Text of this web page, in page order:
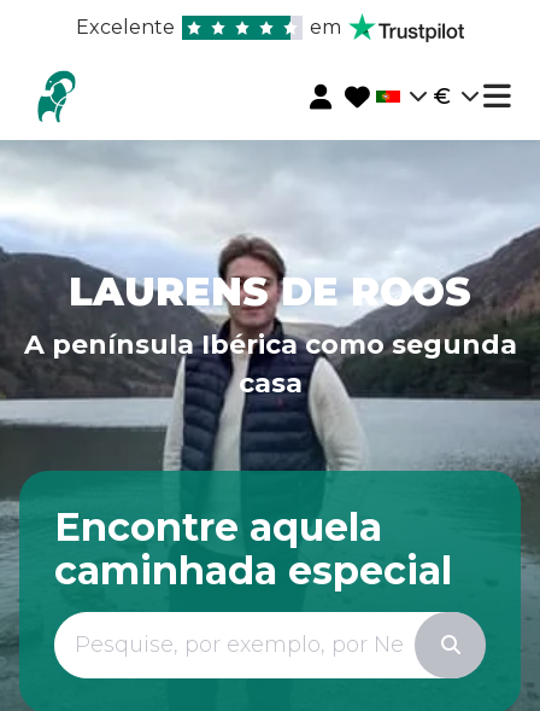
Excelente em
€
LAURENS DE ROOS
A península Ibérica como segunda
casa
Encontre aquela
caminhada especial